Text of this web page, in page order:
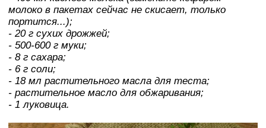
молоко в пакетах сейчас не скисает, только
портится...);
- 20 г сухих дрожжей;
- 500-600 г муки;
- 8 г сахара;
- 6 г соли;
- 18 мл растительного масла для теста;
- растительное масло для обжаривания;
- 1 луковица.